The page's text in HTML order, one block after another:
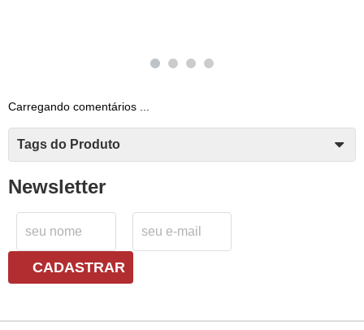
Carregando comentários ...
Tags do Produto
Newsletter
CADASTRAR